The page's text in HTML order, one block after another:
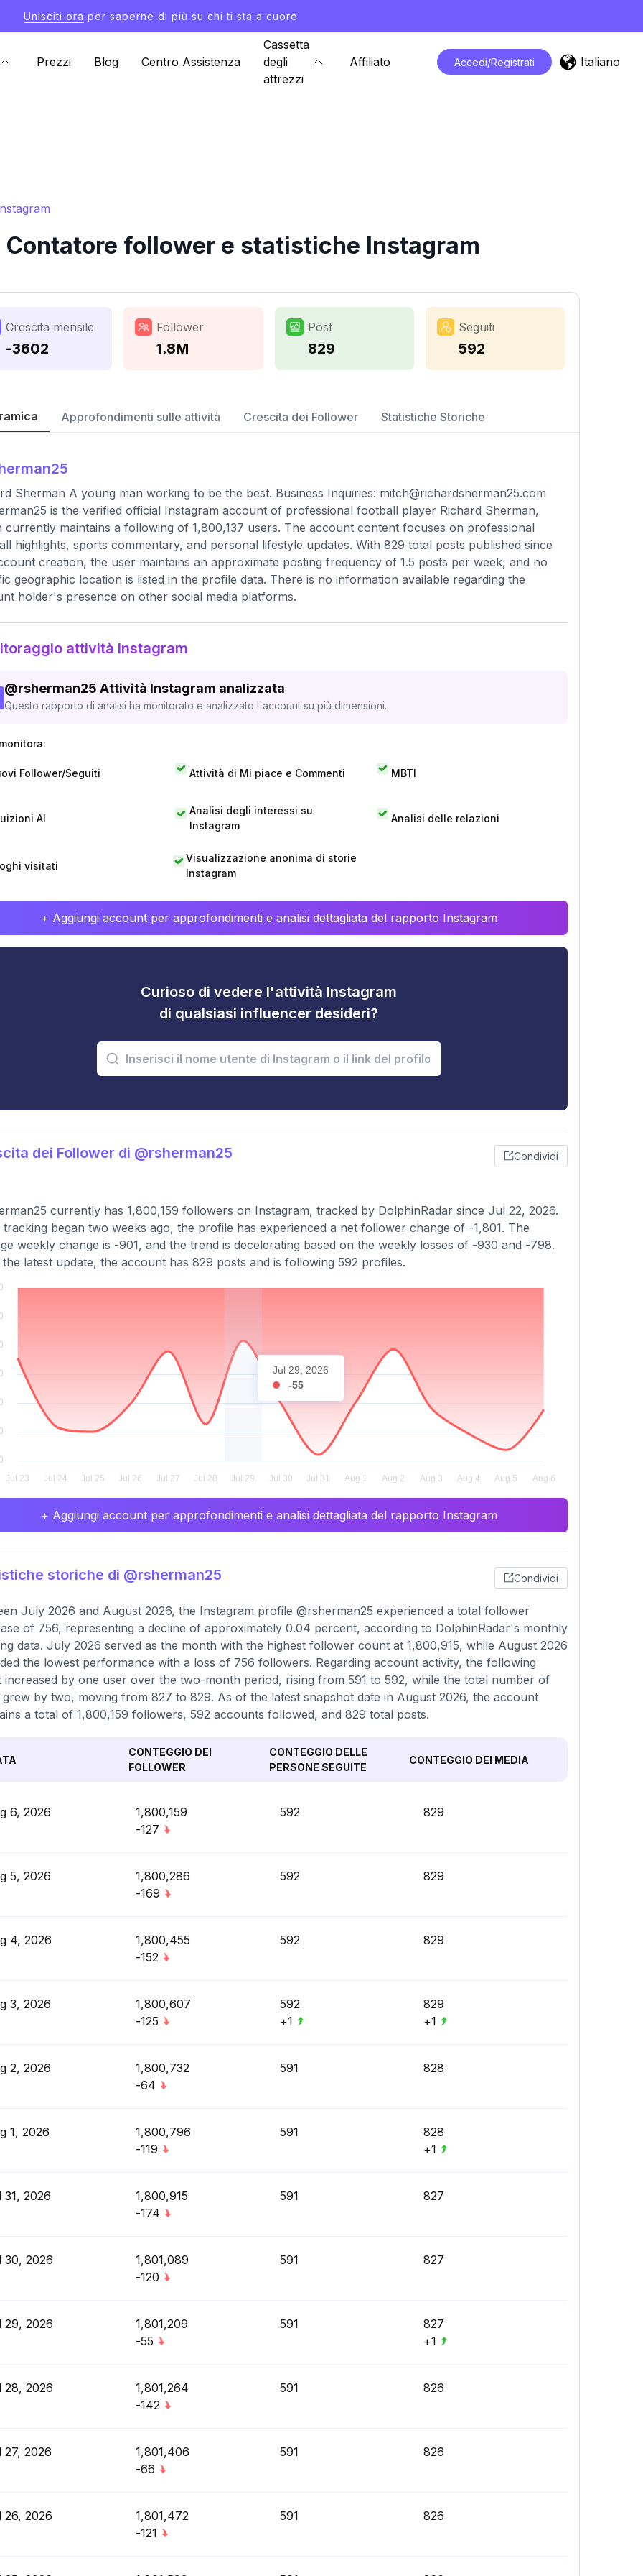
Unisciti ora per saperne di più su chi ti sta a cuore
Prezzi Blog Centro Assistenza
Cassetta
degli
attrezzi
Affiliato Accedi/Registrati Italiano
Contatore follower e statistiche Instagram
Crescita mensile
-3602
Follower
1.8M
Post
829
Seguiti
592
Approfondimenti sulle attività Crescita dei Follower Statistiche Storiche
Sherman A young man working to be the best. Business Inquiries: mitch@richardsherman25.com
is the verified official Instagram account of professional football player Richard Sherman,
currently maintains a following of 1,800,137 users. The account content focuses on professional
highlights, sports commentary, and personal lifestyle updates. With 829 total posts published since
creation, the user maintains an approximate posting frequency of 1.5 posts per week, and no
geographic location is listed in the profile data. There is no information available regarding the
holder's presence on other social media platforms.
attività Instagram
@rsherman25 Attività Instagram analizzata
Questo rapporto di analisi ha monitorato e analizzato l'account su più dimensioni.
Follower/Seguiti Attività di Mi piace e Commenti MBTI
AI
Analisi degli interessi su
Instagram
Analisi delle relazioni
visitati
Visualizzazione anonima di storie
Instagram
+ Aggiungi account per approfondimenti e analisi dettagliata del rapporto Instagram
Curioso di vedere l'attività Instagram
di qualsiasi influencer desideri?
dei Follower di @rsherman25 Condividi
currently has 1,800,159 followers on Instagram, tracked by DolphinRadar since Jul 22, 2026.
tracking began two weeks ago, the profile has experienced a net follower change of -1,801. The
weekly change is -901, and the trend is decelerating based on the weekly losses of -930 and -798.
latest update, the account has 829 posts and is following 592 profiles.
Jul 29, 2026
-55
+ Aggiungi account per approfondimenti e analisi dettagliata del rapporto Instagram
storiche di @rsherman25 Condividi
July 2026 and August 2026, the Instagram profile @rsherman25 experienced a total follower
of 756, representing a decline of approximately 0.04 percent, according to DolphinRadar's monthly
data. July 2026 served as the month with the highest follower count at 1,800,915, while August 2026
the lowest performance with a loss of 756 followers. Regarding account activity, the following
increased by one user over the two-month period, rising from 591 to 592, while the total number of
grew by two, moving from 827 to 829. As of the latest snapshot date in August 2026, the account
a total of 1,800,159 followers, 592 accounts followed, and 829 total posts.
CONTEGGIO DEI
FOLLOWER
CONTEGGIO DELLE
PERSONE SEGUITE
CONTEGGIO DEI MEDIA
6, 2026
1,800,159
-127
592 829
5, 2026
1,800,286
-169
592 829
4, 2026
1,800,455
-152
592 829
3, 2026
1,800,607
-125
592
+1
829
+1
2, 2026
1,800,732
-64
591 828
1, 2026
1,800,796
-119
591
828
+1
31, 2026
1,800,915
-174
591 827
30, 2026
1,801,089
-120
591 827
29, 2026
1,801,209
-55
591
827
+1
28, 2026
1,801,264
-142
591 826
27, 2026
1,801,406
-66
591 826
26, 2026
1,801,472
-121
591 826